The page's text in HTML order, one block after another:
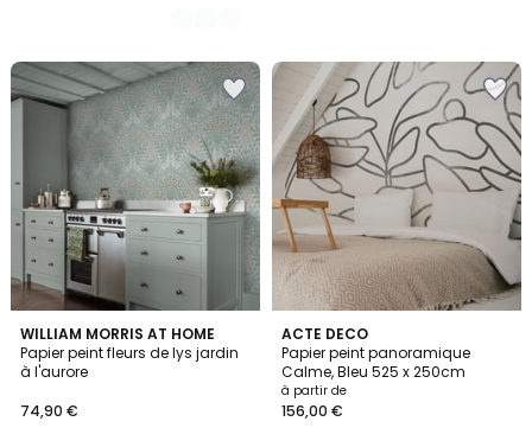
WILLIAM MORRIS AT HOME
Papier peint fleurs de lys jardin
à l'aurore
74,90 €
ACTE DECO
Papier peint panoramique
Calme, Bleu 525 x 250cm
à partir de
156,00 €
5
Couleurs